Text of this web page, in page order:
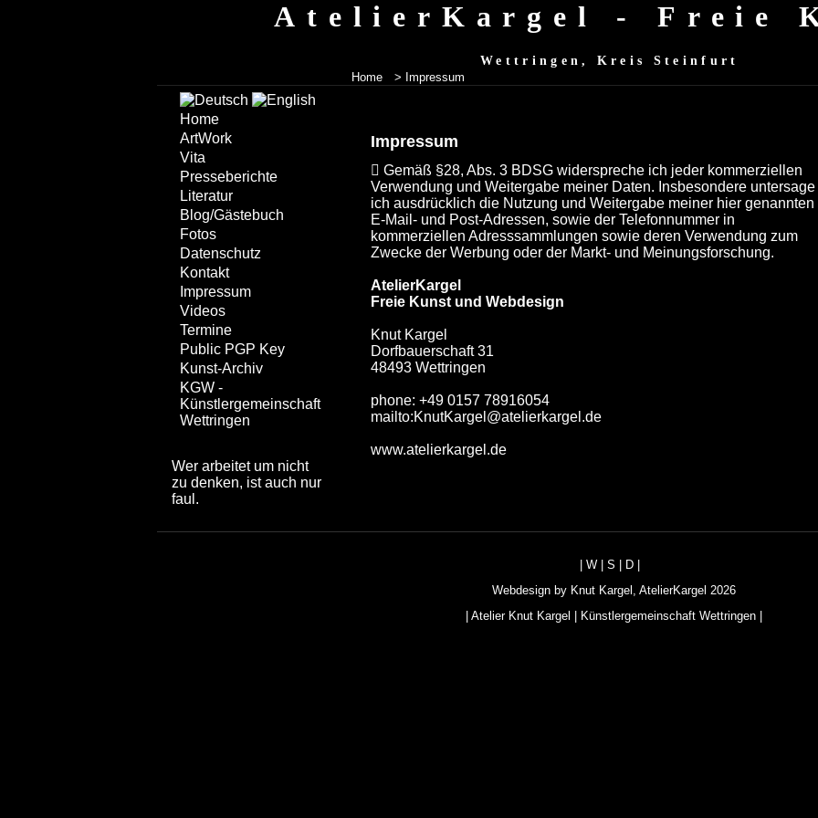
AtelierKargel - Freie
Wettringen, Kreis Steinfurt
Home > Impressum
Impressum
Gemäß §28, Abs. 3 BDSG widerspreche ich jeder kommerziellen
Verwendung und Weitergabe meiner Daten. Insbesondere untersage
ich ausdrücklich die Nutzung und Weitergabe meiner hier genannten
E-Mail- und Post-Adressen, sowie der Telefonnummer in
kommerziellen Adresssammlungen sowie deren Verwendung zum
Zwecke der Werbung oder der Markt- und Meinungsforschung.
AtelierKargel
Freie Kunst und Webdesign
Knut Kargel
Dorfbauerschaft 31
48493 Wettringen
phone: +49 0157 78916054
mailto:KnutKargel@atelierkargel.de
www.atelierkargel.de
Home
ArtWork
Vita
Presseberichte
Literatur
Blog/Gästebuch
Fotos
Datenschutz
Kontakt
Impressum
Videos
Termine
Public PGP Key
Kunst-Archiv
KGW -
Künstlergemeinschaft
Wettringen
Wer arbeitet um nicht
zu denken, ist auch nur
faul.
W S D
Webdesign by Knut Kargel , AtelierKargel 2026
Atelier Knut Kargel Künstlergemeinschaft Wettringen|